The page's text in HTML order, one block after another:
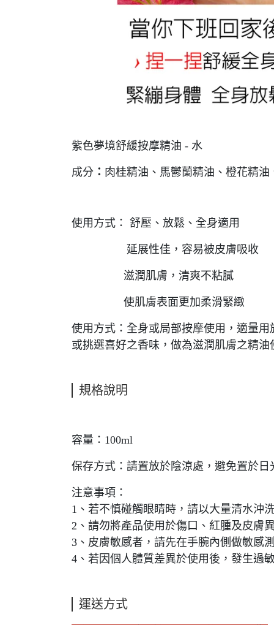
紫色夢境舒緩按摩精油 - 水
成分 ： 肉桂精油、馬鬱蘭精油、橙花精
使用方式： 舒壓、放鬆、全身適用
延展性佳，容易被皮膚吸收
滋潤肌膚，清爽不粘膩
使肌膚表面更加柔滑緊緻
使用方式：全身或局部按摩使用，適量
或挑選喜好之香味，做為滋潤肌膚之精
規格說明
容量：100ml
保存方式：請置放於陰涼處，避免置於
注意事項：
1、若不慎碰觸眼睛時，請以大量清水沖
2、請勿將產品使用於傷口、紅腫及皮膚
3、皮膚敏感者，請先在手腕內側做敏感
4、若因個人體質差異於使用後，發生過
運送方式